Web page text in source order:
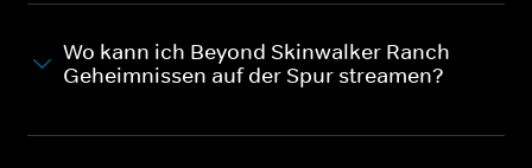
Wo kann ich Beyond Skinwalker Ranch -
Geheimnissen auf der Spur streamen?